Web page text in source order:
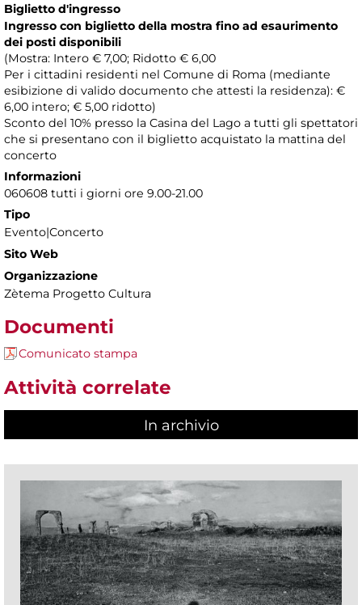
Biglietto d'ingresso
Ingresso con biglietto della mostra fino ad esaurimento
dei posti disponibili
(Mostra: Intero € 7,00; Ridotto € 6,00
Per i cittadini residenti nel Comune di Roma (mediante
esibizione di valido documento che attesti la residenza): €
6,00 intero; € 5,00 ridotto)
Sconto del 10% presso la Casina del Lago a tutti gli spettatori
che si presentano con il biglietto acquistato la mattina del
concerto
Informazioni
060608 tutti i giorni ore 9.00-21.00
Tipo
Evento|Concerto
Sito Web
Organizzazione
Zètema Progetto Cultura
Documenti
Comunicato stampa
Attività correlate
In archivio